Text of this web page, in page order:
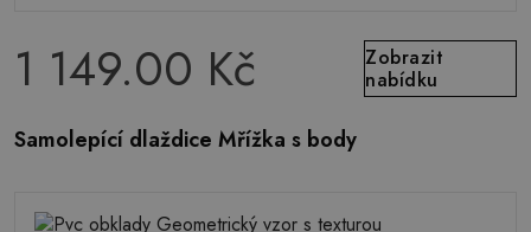
1 149.00 Kč
Zobrazit
nabídku
Samolepící dlaždice Mřížka s body